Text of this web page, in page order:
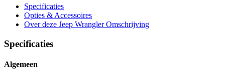
Specificaties
Opties & Accessoires
Over deze Jeep Wrangler Omschrijving
Specificaties
Algemeen